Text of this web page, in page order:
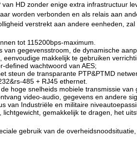
van HD zonder enige extra infrastructuur
worden verbonden en als relais aan
verstrekt aan andere eenheden,
tot 115200bps-maximum.
van gegevensstroom, de dynamische
eenvoudige makkelijk te gebruiken
defined wachtwoord van AES;
steun de transparante PTP&PTMD
485 + RJ45 ethernet.
hoge snelheids mobiele transmissie van
video-audio, gegevens en andere
van Industriële en militaire
lichtgewicht, gemakkelijk te dragen, het
gebruik van de